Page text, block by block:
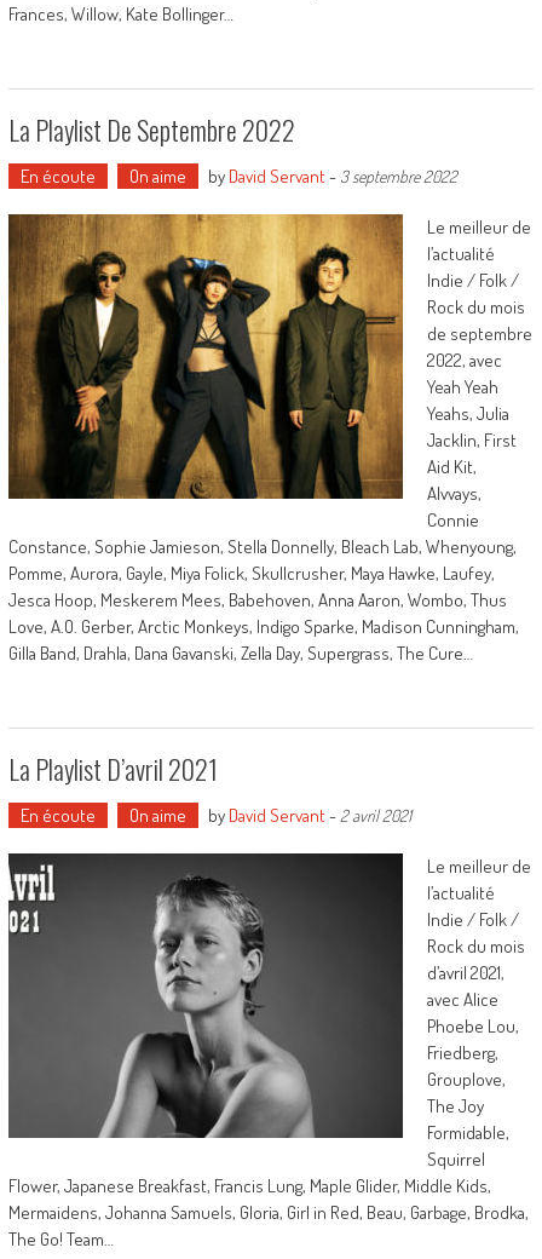
Frances, Willow, Kate Bollinger…
La Playlist De Septembre 2022
En écoute On aime by David Servant- 3 septembre 2022
Le meilleur de
l’actualité
Indie / Folk /
Rock du mois
de septembre
2022, avec
Yeah Yeah
Yeahs, Julia
Jacklin, First
Aid Kit,
Alvvays,
Connie
Constance, Sophie Jamieson, Stella Donnelly, Bleach Lab, Whenyoung,
Pomme, Aurora, Gayle, Miya Folick, Skullcrusher, Maya Hawke, Laufey,
Jesca Hoop, Meskerem Mees, Babehoven, Anna Aaron, Wombo, Thus
Love, A.O. Gerber, Arctic Monkeys, Indigo Sparke, Madison Cunningham,
Gilla Band, Drahla, Dana Gavanski, Zella Day, Supergrass, The Cure…
La Playlist D’avril 2021
En écoute On aime by David Servant- 2 avril 2021
Le meilleur de
l’actualité
Indie / Folk /
Rock du mois
d’avril 2021,
avec Alice
Phoebe Lou,
Friedberg,
Grouplove,
The Joy
Formidable,
Squirrel
Flower, Japanese Breakfast, Francis Lung, Maple Glider, Middle Kids,
Mermaidens, Johanna Samuels, Gloria, Girl in Red, Beau, Garbage, Brodka,
The Go! Team…